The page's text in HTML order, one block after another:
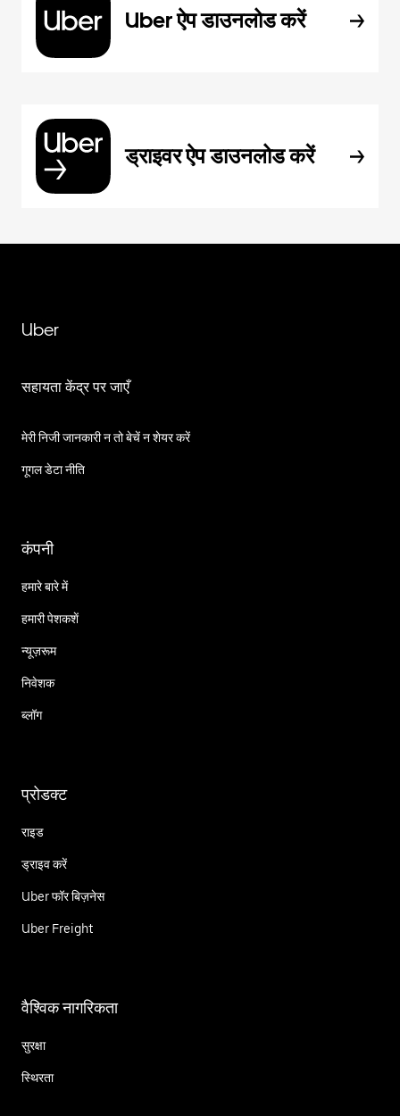
Uber ऐप डाउनलोड करें
ड्राइवर ऐप डाउनलोड करें
Uber
सहायता केंद्र पर जाएँ
मेरी निजी जानकारी न तो बेचें न शेयर करें
गूगल डेटा नीति
कंपनी
हमारे बारे में
हमारी पेशकशें
न्यूज़रूम
निवेशक
ब्लॉग
प्रोडक्ट
राइड
ड्राइव करें
Uber फॉर बिज़नेस
Uber Freight
वैश्विक नागरिकता
सुरक्षा
स्थिरता